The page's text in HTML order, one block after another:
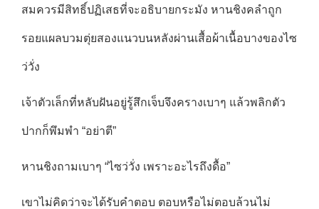
สมควรมีสิทธิ์ปฏิเสธที่จะอธิบายกระมัง หานชิงคลำถูก
รอยแผลบวมตุ่ยสองแนวบนหลังผ่านเสื้อผ้าเนื้อบางของไซ
ว่วั่ง
เจ้าตัวเล็กที่หลับฝันอยู่รู้สึกเจ็บจึงครางเบาๆ แล้วพลิกตัว
ปากก็พึมพำ “อย่าตี”
หานชิงถามเบาๆ “ไซว่วั่ง เพราะอะไรถึงดื้อ”
เขาไม่คิดว่าจะได้รับคำตอบ ตอบหรือไม่ตอบล้วนไม่